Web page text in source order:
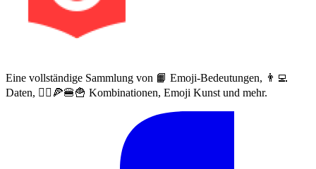
Eine vollständige Sammlung von 📙 Emoji-Bedeutungen, 👨‍💻
Daten, 🙅‍♀️🍕🍔🍟 Kombinationen, Emoji Kunst und mehr.